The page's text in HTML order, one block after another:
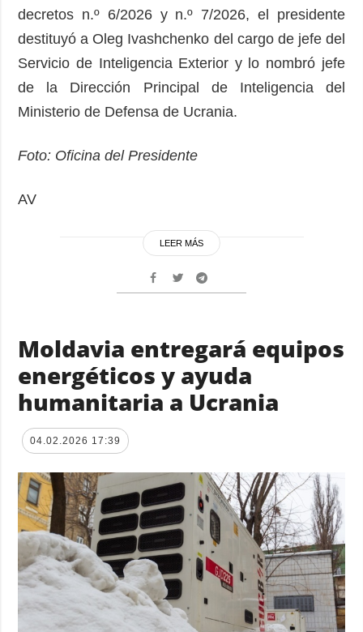
decretos n.º 6/2026 y n.º 7/2026, el presidente
destituyó a Oleg Ivashchenko del cargo de jefe del
Servicio de Inteligencia Exterior y lo nombró jefe
de la Dirección Principal de Inteligencia del
Ministerio de Defensa de Ucrania.
Foto: Oficina del Presidente
AV
LEER MÁS
Moldavia entregará equipos
energéticos y ayuda
humanitaria a Ucrania
04.02.2026 17:39